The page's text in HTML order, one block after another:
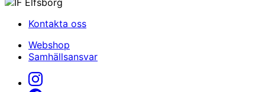
Kontakta oss
Webshop
Samhällsansvar